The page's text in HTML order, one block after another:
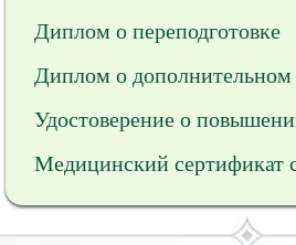
Диплом о переподготовке
Диплом о дополнительном
Удостоверение о
Медицинский сертификат